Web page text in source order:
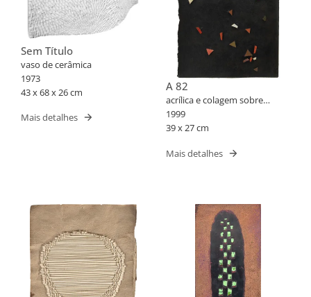
Sem Título
vaso de cerâmica
1973
43 x 68 x 26 cm
Mais detalhes
A 82
acrílica e colagem sobre
cartão
1999
39 x 27 cm
Mais detalhes